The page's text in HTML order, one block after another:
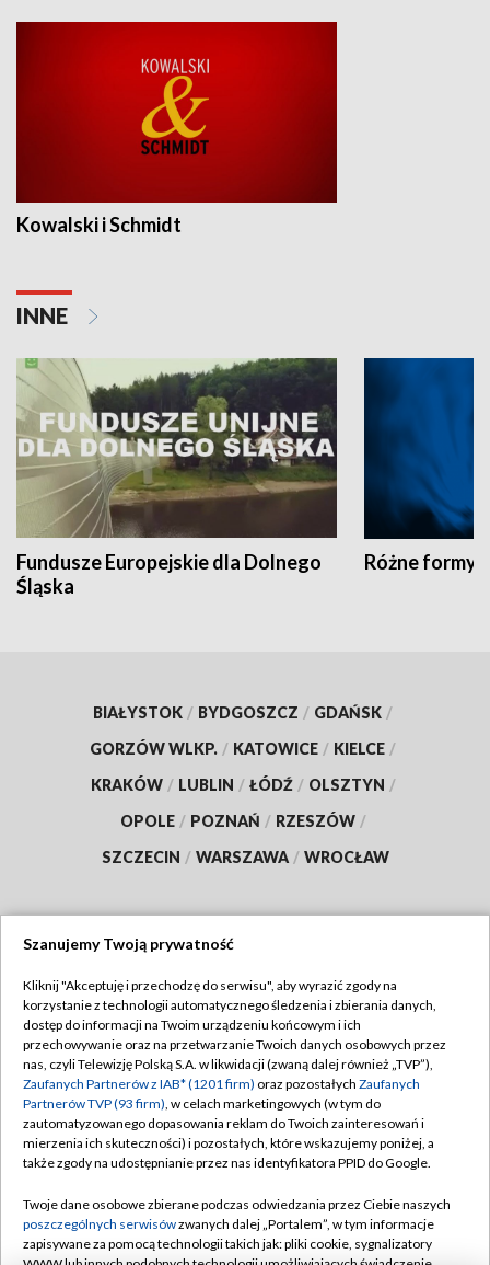
Kowalski i Schmidt
INNE
Fundusze Europejskie dla Dolnego
Śląska
Różne formy
BIAŁYSTOK / BYDGOSZCZ / GDAŃSK /
GORZÓW WLKP. / KATOWICE / KIELCE /
KRAKÓW / LUBLIN / ŁÓDŹ / OLSZTYN /
OPOLE / POZNAŃ / RZESZÓW /
SZCZECIN / WARSZAWA / WROCŁAW
TVP
Abonament TVP
Emisja w TVP
Centrum informacji TVP
Naziemna Telewizja Cyfrowa
Rada Programowa
System NOS
Regulamin TVP
Polityka prywatności
Moje zgody
Pomoc
Kontakt
Szanujemy Twoją prywatność
Kliknij "Akceptuję i przechodzę do serwisu", aby wyrazić zgody na
korzystanie z technologii automatycznego śledzenia i zbierania danych,
dostęp do informacji na Twoim urządzeniu końcowym i ich
przechowywanie oraz na przetwarzanie Twoich danych osobowych przez
nas, czyli Telewizję Polską S.A. w likwidacji (zwaną dalej również „TVP”),
Zaufanych Partnerów z IAB* (1201 firm) oraz pozostałych Zaufanych
Partnerów TVP (93 firm), w celach marketingowych (w tym do
zautomatyzowanego dopasowania reklam do Twoich zainteresowań i
mierzenia ich skuteczności) i pozostałych, które wskazujemy poniżej, a
także zgody na udostępnianie przez nas identyfikatora PPID do Google.
Twoje dane osobowe zbierane podczas odwiedzania przez Ciebie naszych
poszczególnych serwisówzwanych dalej „Portalem”, w tym informacje
zapisywane za pomocą technologii takich jak: pliki cookie, sygnalizatory